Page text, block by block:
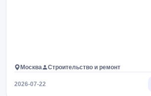
Москва Строительство и ремонт
2026-07-22